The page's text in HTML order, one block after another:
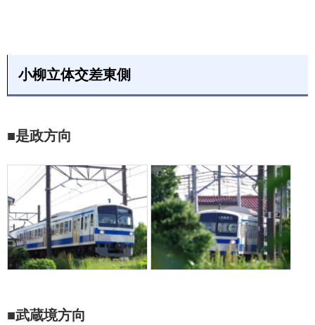
小柳立体交差東側
■是政方向
■武蔵境方向